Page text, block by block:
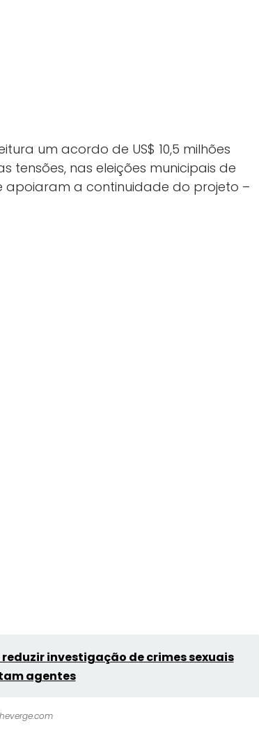
um acordo de US$ 10,5 milhões
tensões, nas eleições municipais de
apoiaram a continuidade do projeto –
investigação de crimes sexuais
agentes